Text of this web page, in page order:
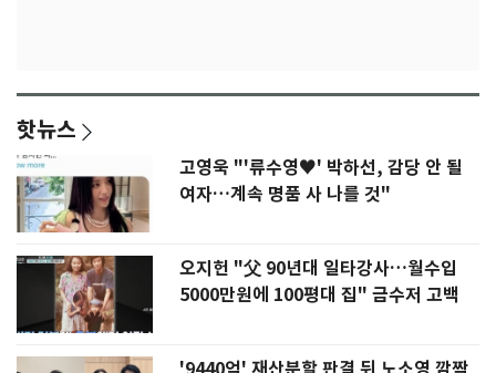
핫뉴스
고영욱 "'류수영♥' 박하선, 감당 안 될
여자…계속 명품 사 나를 것"
오지헌 "父 90년대 일타강사…월수입
5000만원에 100평대 집" 금수저 고백